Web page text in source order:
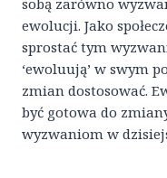
sobą zarówno
ewolucji. Jako
sprostać tym
‘ewoluują’ w swym
zmian dostosować.
być gotowa do
wyzwaniom w